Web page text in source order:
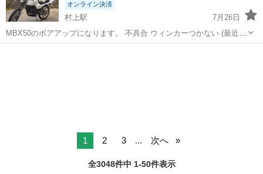
オンライン決済
村上駅
7月26日
MBX50のボアアップになります。 不具合 ウィンカーつかない (最近ま
でついていた) ヘッドライトハイビームのみつきます スピードメータ
1 2 3 ... 次へ
全3048件中 1-50件表示